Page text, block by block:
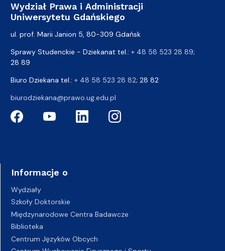
Wydział Prawa i Administracji
Uniwersytetu Gdańskiego
ul. prof. Marii Janion 5, 80-309 Gdańsk
Sprawy Studenckie - Dziekanat tel.: + 48 58 523 28 89;
28 89
Biuro Dziekana tel.: + 48 58 523 28 82; 28 82
biurodziekana@prawo.ug.edu.pl
Informacje o
Wydziały
Szkoły Doktorskie
Międzynarodowe Centra Badawcze
Biblioteka
Centrum Języków Obcych